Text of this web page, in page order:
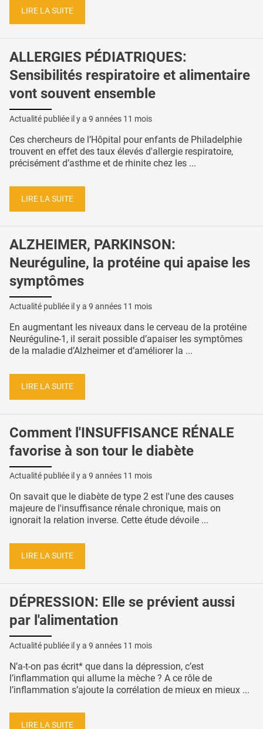
LIRE LA SUITE
ALLERGIES PÉDIATRIQUES:
Sensibilités respiratoire et alimentaire
vont souvent ensemble
Actualité publiée il y a 9 années 11 mois
Ces chercheurs de l’Hôpital pour enfants de Philadelphie
trouvent en effet des taux élevés d'allergie respiratoire,
précisément d’asthme et de rhinite chez les ...
LIRE LA SUITE
ALZHEIMER, PARKINSON:
Neuréguline, la protéine qui apaise les
symptômes
Actualité publiée il y a 9 années 11 mois
En augmentant les niveaux dans le cerveau de la protéine
Neuréguline-1, il serait possible d’apaiser les symptômes
de la maladie d’Alzheimer et d’améliorer la ...
LIRE LA SUITE
Comment l'INSUFFISANCE RÉNALE
favorise à son tour le diabète
Actualité publiée il y a 9 années 11 mois
On savait que le diabète de type 2 est l'une des causes
majeure de l'insuffisance rénale chronique, mais on
ignorait la relation inverse. Cette étude dévoile ...
LIRE LA SUITE
DÉPRESSION: Elle se prévient aussi
par l'alimentation
Actualité publiée il y a 9 années 11 mois
N’a-t-on pas écrit* que dans la dépression, c’est
l’inflammation qui allume la mèche ? A ce rôle de
l’inflammation s’ajoute la corrélation de mieux en mieux ...
LIRE LA SUITE